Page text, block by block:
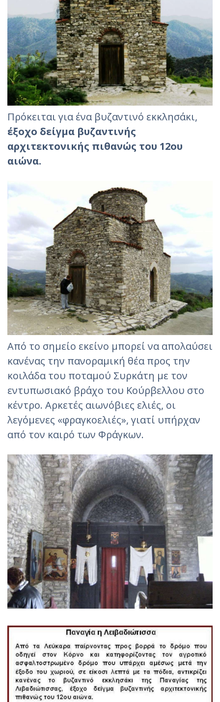
Πρόκειται για ένα βυζαντινό εκκλησάκι,
έξοχο δείγμα βυζαντινής
αρχιτεκτονικής πιθανώς του 12ου
αιώνα.
Από το σημείο εκείνο μπορεί να απολαύσει
κανένας την πανοραμική θέα προς την
κοιλάδα του ποταμού Συρκάτη με τον
εντυπωσιακό βράχο του Κούρβελλου στο
κέντρο. Αρκετές αιωνόβιες ελιές, οι
λεγόμενες «φραγκοελιές», γιατί υπήρχαν
από τον καιρό των Φράγκων.